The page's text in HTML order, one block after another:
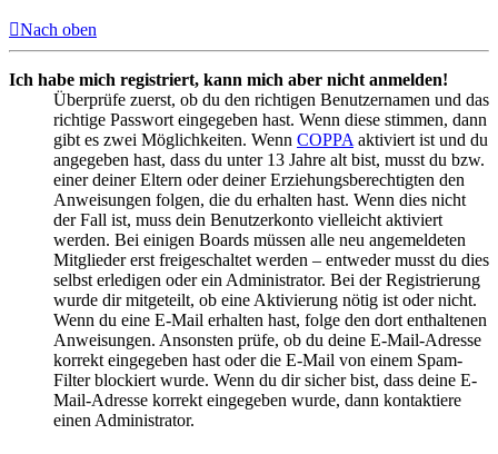
Nach oben
Ich habe mich registriert, kann mich aber nicht anmelden!
Überprüfe zuerst, ob du den richtigen Benutzernamen und das
richtige Passwort eingegeben hast. Wenn diese stimmen, dann
gibt es zwei Möglichkeiten. Wenn COPPA aktiviert ist und du
angegeben hast, dass du unter 13 Jahre alt bist, musst du bzw.
einer deiner Eltern oder deiner Erziehungsberechtigten den
Anweisungen folgen, die du erhalten hast. Wenn dies nicht
der Fall ist, muss dein Benutzerkonto vielleicht aktiviert
werden. Bei einigen Boards müssen alle neu angemeldeten
Mitglieder erst freigeschaltet werden – entweder musst du dies
selbst erledigen oder ein Administrator. Bei der Registrierung
wurde dir mitgeteilt, ob eine Aktivierung nötig ist oder nicht.
Wenn du eine E-Mail erhalten hast, folge den dort enthaltenen
Anweisungen. Ansonsten prüfe, ob du deine E-Mail-Adresse
korrekt eingegeben hast oder die E-Mail von einem Spam-
Filter blockiert wurde. Wenn du dir sicher bist, dass deine E-
Mail-Adresse korrekt eingegeben wurde, dann kontaktiere
einen Administrator.